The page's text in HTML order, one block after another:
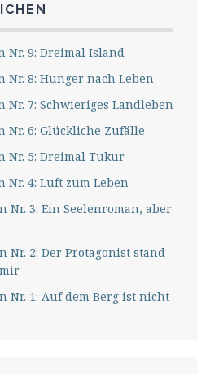
Nr. 9: Dreimal Island
Nr. 8: Hunger nach Leben
Nr. 7: Schwieriges Landleben
Nr. 6: Glückliche Zufälle
Nr. 5: Dreimal Tukur
Nr. 4: Luft zum Leben
Nr. 3: Ein Seelenroman, aber
Nr. 2: Der Protagonist stand
Nr. 1: Auf dem Berg ist nicht